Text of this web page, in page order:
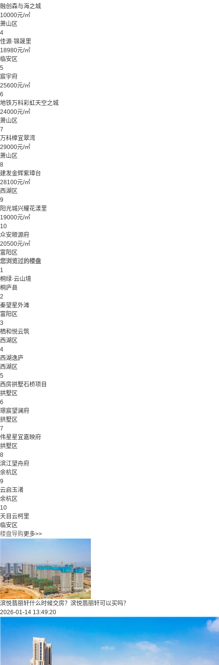
融创森与海之城
10000元/㎡
萧山区
4
佳源·锦晟里
18980元/㎡
临安区
5
宸宇府
25600元/㎡
6
地铁万科彩虹天空之城
24000元/㎡
萧山区
7
万科樟宜翠湾
29000元/㎡
萧山区
8
建发金辉紫璋台
28100元/㎡
西湖区
9
阳光城兴耀花漾里
19000元/㎡
10
众安顺源府
20500元/㎡
富阳区
您浏览过的楼盘
1
桐绿·云山境
桐庐县
2
秦望星外滩
富阳区
3
栖和悦云筑
西湖区
4
西湖逸庐
西湖区
5
西房拱墅石桥项目
拱墅区
6
璟宸望澜府
拱墅区
7
伟星星宜嘉映府
拱墅区
8
滨江望舟府
余杭区
9
云启玉渚
余杭区
10
天目云柯里
临安区
楼盘导购更多>>
滨悦翡丽轩什么时候交房？滨悦翡丽轩可以买吗？
2026-01-14 13:49:20